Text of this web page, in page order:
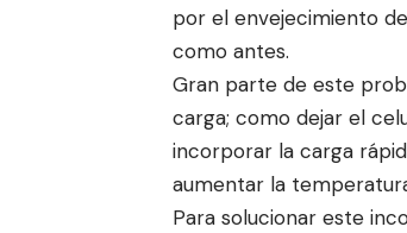
por el envejecimiento
como antes.
Gran parte de este
carga; como dejar el
incorporar la carga
aumentar la
Para solucionar este